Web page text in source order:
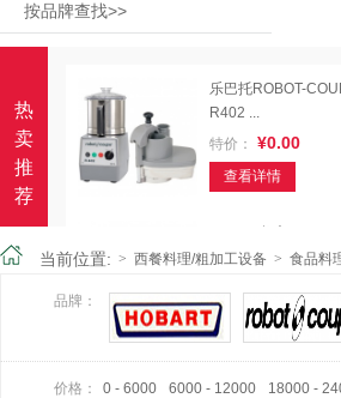
按品牌查找>>
热
卖
推
荐
乐巴托ROBOT-
R402 ...
特价：
¥0.00
查看详情
查看详情
当前位置: > 西餐料理/粗加工设备 > 食品料
品牌：
价格： 0 - 6000 6000 - 12000 18000 -